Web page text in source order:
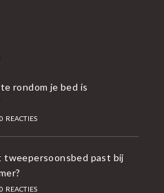
rondom je bed is
0 REACTIES
tweepersoonsbed past bij
0 REACTIES